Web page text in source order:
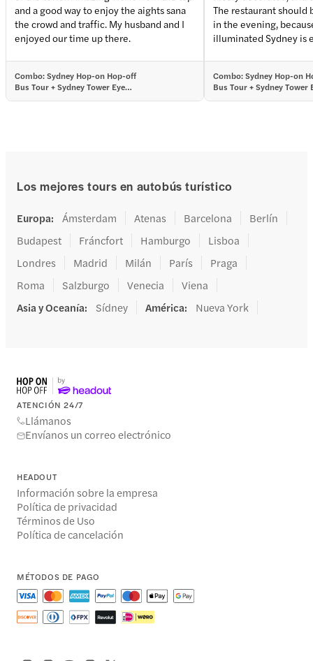
and a good way to enjoy the aights sana
the crowd and traffic. My husband and I
enjoyed our time up there.
Combo: Sydney Hop-on Hop-off
Bus Tour + Sydney Tower Eye
The restaurant should
in the evening,
illuminated Sydney is
restaurant in the
you can enjoy a 360°
bird's eye
Combo: Sydney Hop-on
Bus Tour + Sydney Tower
Los mejores tours en autobús turístico
Europa: Ámsterdam Atenas Barcelona
Berlín
Budapest
Fráncfort Hamburgo
Lisboa
Londres
Madrid Milán París
Praga
Roma
Salzburgo Venecia
Viena
Asia y Oceanía: Sídney América: Nueva York
ATENCIÓN 24/7
Llámanos
Envíanos un correo electrónico
HEADOUT
Información sobre la empresa
Política de privacidad
Términos de Uso
Política de cancelación
MÉTODOS DE PAGO